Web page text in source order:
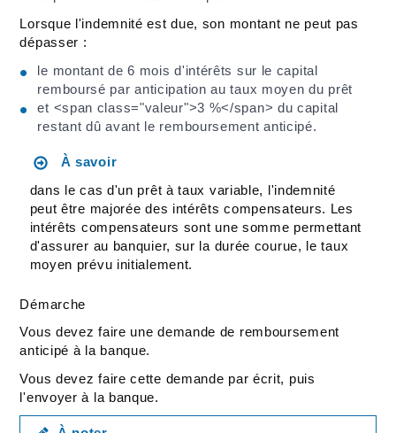
Lorsque l'indemnité est due, son montant ne peut pas
dépasser :
le montant de 6 mois d'intérêts sur le capital
remboursé par anticipation au taux moyen du prêt
et <span class="valeur">3 %</span> du capital
restant dû avant le remboursement anticipé.
À savoir
dans le cas d'un prêt à taux variable, l'indemnité
peut être majorée des intérêts compensateurs. Les
intérêts compensateurs sont une somme permettant
d'assurer au banquier, sur la durée courue, le taux
moyen prévu initialement.
Démarche
Vous devez faire une demande de remboursement
anticipé à la banque.
Vous devez faire cette demande par écrit, puis
l'envoyer à la banque.